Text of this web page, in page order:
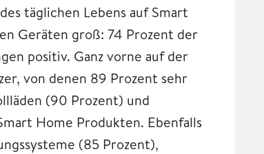
täglichen Lebens auf Smart
Geräten groß: 74 Prozent der
positiv. Ganz vorne auf der
von denen 89 Prozent sehr
(90 Prozent) und
Home Produkten. Ebenfalls
(85 Prozent),